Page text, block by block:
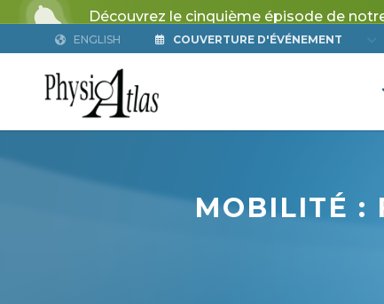
ENGLISH COUVERTURE D'ÉVÉNEMENT
MOBILITÉ :